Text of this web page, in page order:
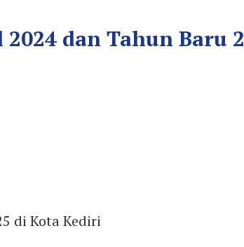
dan Tahun Baru